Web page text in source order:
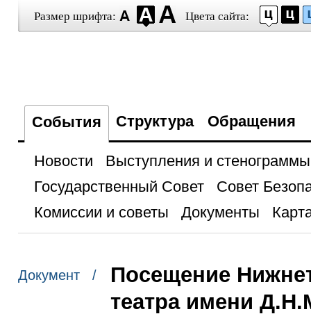
Размер шрифта: Цвета сайта:
События Структура Обращения
Новости
Выступления и стенограммы
Государственный Совет
Совет
Комиссии и советы
Документы
Документ /
Посещение
театра имени